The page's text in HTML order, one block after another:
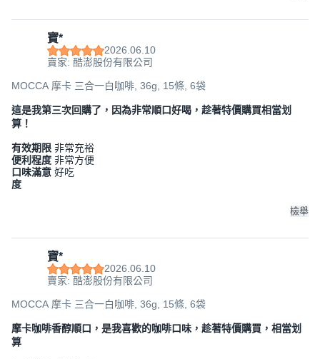
寶*
2026.06.10
賣家: 酷澎股份有限公司
MOCCA 摩卡 三合一白咖啡, 36g, 15條, 6袋
這是我第三次回購了，因為非常順口好喝，趁著特價購買相當划
算！
有效期限 非常充裕
便利程度 非常方便
口味滿意
度
好吃
檢舉
寶*
2026.06.10
賣家: 酷澎股份有限公司
MOCCA 摩卡 三合一白咖啡, 36g, 15條, 6袋
摩卡咖啡香醇順口，是我喜歡的咖啡口味，趁著特價購買，相當划
算